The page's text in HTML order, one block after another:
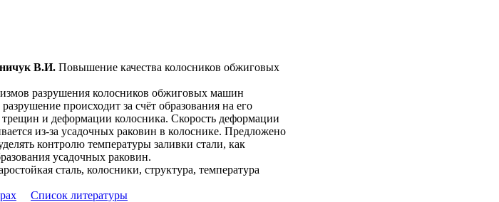
В.И. Повышение качества колосников обжиговых
разрушения колосников обжиговых машин
происходит за счёт образования на его
и деформации колосника. Скорость деформации
из-за усадочных раковин в колоснике. Предложено
контролю температуры заливки стали, как
усадочных раковин.
сталь, колосники, структура, температура
Список литературы